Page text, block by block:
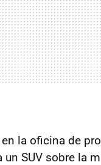
la oficina de
SUV sobre la